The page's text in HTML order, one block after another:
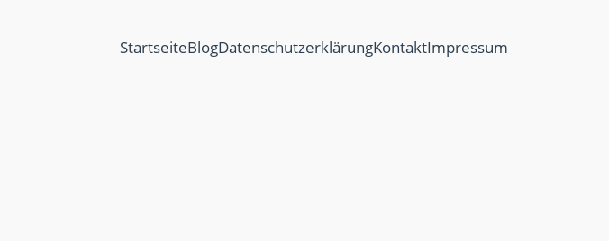
StartseiteBlogDatenschutzerklärungKontaktImpressum